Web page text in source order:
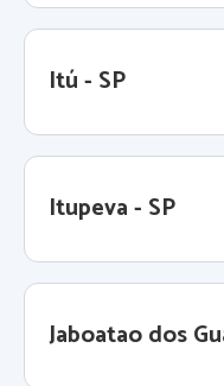
Itú - SP
Itupeva - SP
Jaboatao dos